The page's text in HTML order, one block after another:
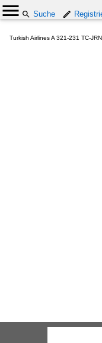
Suche
Turkish Airlines A 321-231 TC-